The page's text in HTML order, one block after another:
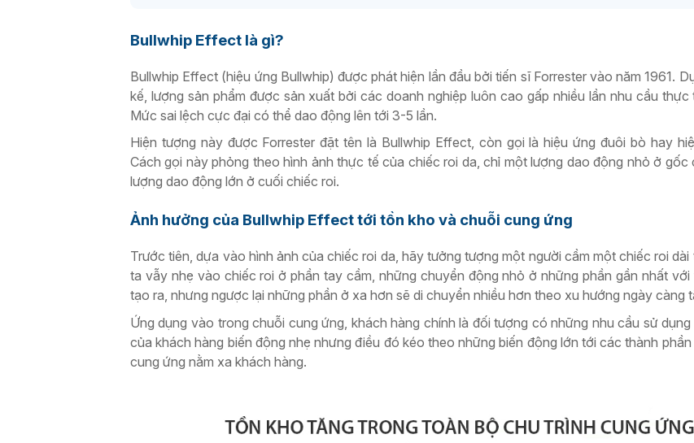
Bullwhip Effect là gì?
Bullwhip Effect (hiệu ứng Bullwhip) được phát hiện lần đầu bởi tiến sĩ Forrester vào năm 1961.
kế, lượng sản phẩm được sản xuất bởi các doanh nghiệp luôn cao gấp nhiều lần nhu cầu thực
Mức sai lệch cực đại có thể dao động lên tới 3-5 lần.
Hiện tượng này được Forrester đặt tên là Bullwhip Effect, còn gọi là hiệu ứng đuôi bò hay
Cách gọi này phỏng theo hình ảnh thực tế của chiếc roi da, chỉ một lượng dao động nhỏ ở gốc
lượng dao động lớn ở cuối chiếc roi.
Ảnh hưởng của Bullwhip Effect tới tồn kho và chuỗi cung ứng
Trước tiên, dựa vào hình ảnh của chiếc roi da, hãy tưởng tượng một người cầm một chiếc roi dài
ta vẫy nhẹ vào chiếc roi ở phần tay cầm, những chuyển động nhỏ ở những phần gần nhất
tạo ra, nhưng ngược lại những phần ở xa hơn sẽ di chuyển nhiều hơn theo xu hướng ngày càng
Ứng dụng vào trong chuỗi cung ứng, khách hàng chính là đối tượng có những nhu cầu sử
của khách hàng biến động nhẹ nhưng điều đó kéo theo những biến động lớn tới các thành
cung ứng nằm xa khách hàng.